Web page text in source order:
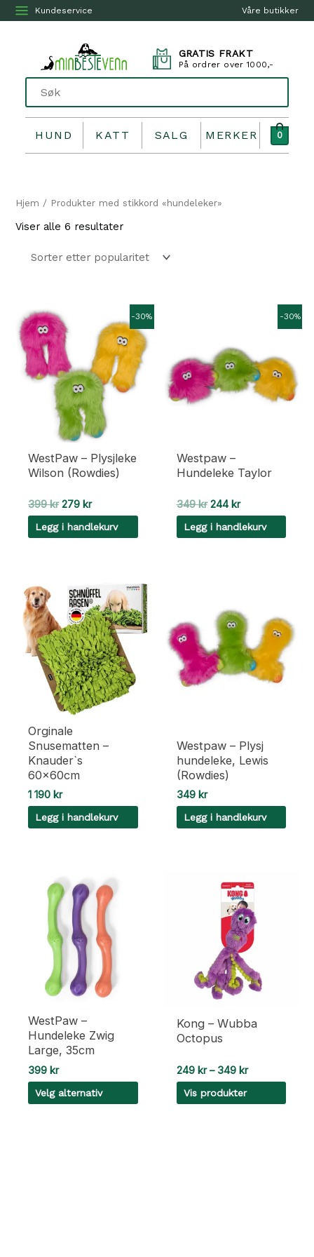
Våre butikker
Kundeservice
GRATIS FRAKT
På ordrer over 1000,-
HUND KATT SALG MERKER 0
Hjem / Produkter med stikkord «hundeleker»
Viser alle 6 resultaterSortert
-30%
WestPaw – Plysjleke
Wilson (Rowdies)
399kr Opprinnelig
pris
var:
399 kr.
279 krNåværende
pris
er:
279 kr.
Legg i handlekurv
-30%
Westpaw –
Hundeleke Taylor
349kr Opprinnelig
pris
var:
349 kr.
244 krNåværende
pris
er:
244 kr.
Legg i handlekurv
Orginale
Snusematten –
Knauder`s
60x60cm
1 190 kr
Legg i handlekurv
Westpaw – Plysj
hundeleke, Lewis
(Rowdies)
349 kr
Legg i handlekurv
WestPaw –
Hundeleke Zwig
Large, 35cm
399 kr
Velg alternativ
Kong – Wubba
Octopus
249 kr – 349 krPrisområde:
249 kr
til
349 kr
Vis produkter